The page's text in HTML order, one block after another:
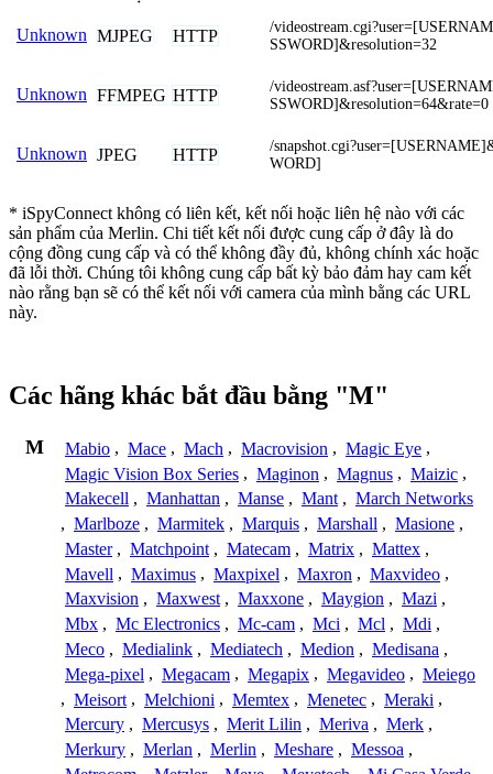
Unknown MJPEG HTTP
/
SSWORD]&resolution=32
Unknown FFMPEG HTTP
/
SSWORD]&resolution=64&rate=0
Unknown JPEG HTTP
/
WORD]
* iSpyConnect không có liên kết, kết nối hoặc liên hệ nào với các
sản phẩm của Merlin. Chi tiết kết nối được cung cấp ở đây là do
cộng đồng cung cấp và có thể không đầy đủ, không chính xác hoặc
đã lỗi thời. Chúng tôi không cung cấp bất kỳ bảo đảm hay cam kết
nào rằng bạn sẽ có thể kết nối với camera của mình bằng các URL
này.
Các hãng khác bắt đầu bằng "M"
M Mabio , Mace , Mach , Macrovision , Magic Eye ,
Magic Vision Box Series , Maginon , Magnus , Maizic ,
Makecell , Manhattan , Manse , Mant , March Networks
, Marlboze , Marmitek , Marquis , Marshall , Masione ,
Master , Matchpoint , Matecam , Matrix , Mattex ,
Mavell , Maximus , Maxpixel , Maxron , Maxvideo ,
Maxvision , Maxwest , Maxxone , Maygion , Mazi ,
Mbx , Mc Electronics , Mc-cam , Mci , Mcl , Mdi ,
Meco , Medialink , Mediatech , Medion , Medisana ,
Mega-pixel , Megacam , Megapix , Megavideo , Meiego
, Meisort , Melchioni , Memtex , Menetec , Meraki ,
Mercury , Mercusys , Merit Lilin , Meriva , Merk ,
Merkury , Merlan , Merlin , Meshare , Messoa ,